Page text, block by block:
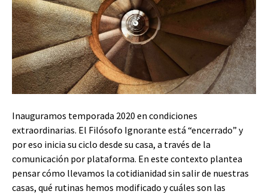
Inauguramos temporada 2020 en condiciones
extraordinarias. El Filósofo Ignorante está “encerrado” y
por eso inicia su ciclo desde su casa, a través de la
comunicación por plataforma. En este contexto plantea
pensar cómo llevamos la cotidianidad sin salir de nuestras
casas, qué rutinas hemos modificado y cuáles son las